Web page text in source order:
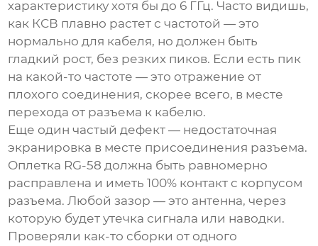
характеристику хотя бы до 6 ГГц. Часто видишь,
как КСВ плавно растет с частотой — это
нормально для кабеля, но должен быть
гладкий рост, без резких пиков. Если есть пик
на какой-то частоте — это отражение от
плохого соединения, скорее всего, в месте
перехода от разъема к кабелю.
Еще один частый дефект — недостаточная
экранировка в месте присоединения разъема.
Оплетка RG-58 должна быть равномерно
расправлена и иметь 100% контакт с корпусом
разъема. Любой зазор — это антенна, через
которую будет утечка сигнала или наводки.
Проверяли как-то сборки от одного